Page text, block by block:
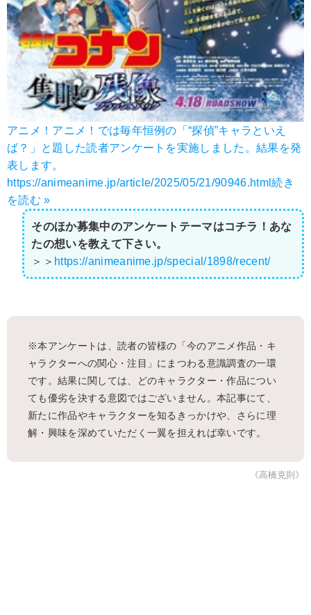
アニメ！アニメ！では毎年恒例の「“探偵”キャラといえ
ば？」と題した読者アンケートを実施しました。結果を発
表します。
https://animeanime.jp/article/2025/05/21/90946.html続き
を読む »
そのほか募集中のアンケートテーマはコチラ！あな
たの想いを教えて下さい。
＞＞ https://animeanime.jp/special/1898/recent/
※本アンケートは、読者の皆様の「今のアニメ作品・キ
ャラクターへの関心・注目」にまつわる意識調査の一環
です。結果に関しては、どのキャラクター・作品につい
ても優劣を決する意図ではございません。本記事にて、
新たに作品やキャラクターを知るきっかけや、さらに理
解・興味を深めていただく一翼を担えれば幸いです。
《高橋克則》